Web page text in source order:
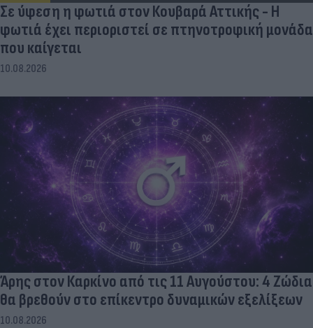
Σε ύφεση η φωτιά στον Κουβαρά Αττικής - Η
φωτιά έχει περιοριστεί σε πτηνοτροφική μονάδα
που καίγεται
10.08.2026
Άρης στον Καρκίνο από τις 11 Αυγούστου: 4 Ζώδια
θα βρεθούν στο επίκεντρο δυναμικών εξελίξεων
10.08.2026